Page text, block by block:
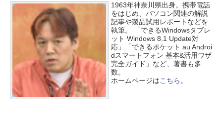
1963年神奈川県出身。携帯電話
をはじめ、パソコン関連の解説
記事や製品試用レポートなどを
執筆。 「できるWindowsタブレ
ット Windows 8.1 Update対
応」「できるポケット au Androi
dスマートフォン 基本&活用ワザ
完全ガイド」など、著書も多
数。
ホームページはこちら 。